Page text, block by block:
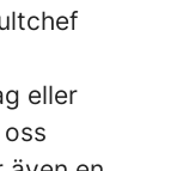
eller